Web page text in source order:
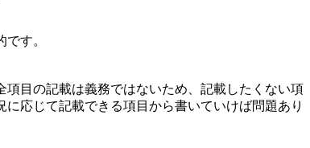
す。
目の記載は義務ではないため、記載したくない項
応じて記載できる項目から書いていけば問題あり